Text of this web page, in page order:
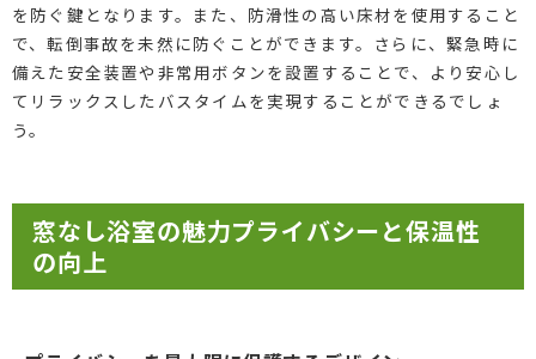
を防ぐ鍵となります。また、防滑性の高い床材を使用すること
で、転倒事故を未然に防ぐことができます。さらに、緊急時に
備えた安全装置や非常用ボタンを設置することで、より安心し
てリラックスしたバスタイムを実現することができるでしょ
う。
窓なし浴室の魅力プライバシーと保温性
の向上